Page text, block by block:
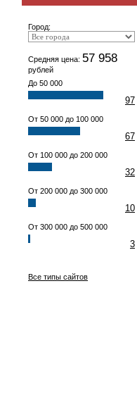
Город:
Средняя цена: 57 958
рублей
До 50 000
97
От 50 000 до 100 000
67
От 100 000 до 200 000
32
От 200 000 до 300 000
10
От 300 000 до 500 000
3
Все типы сайтов